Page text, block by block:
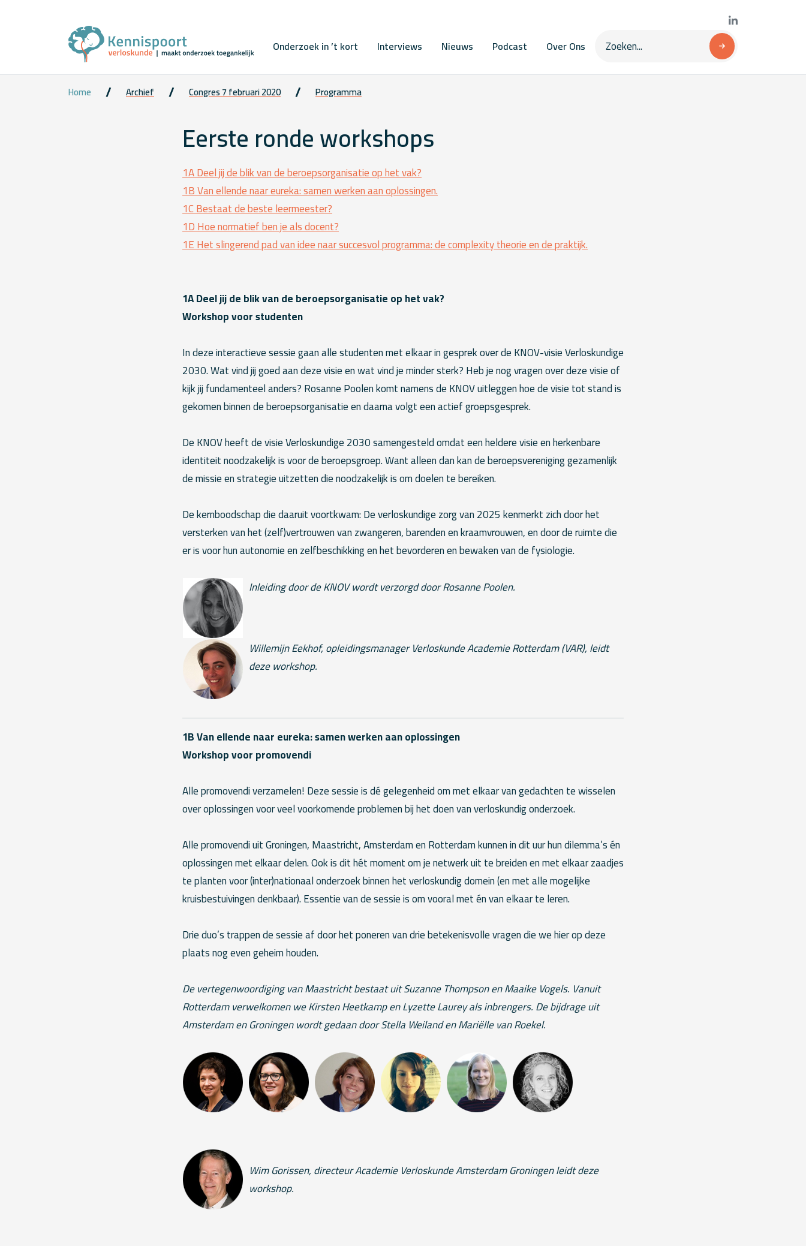
Onderzoek in ’t kort Interviews Nieuws Podcast Over Ons
Home Archief Congres 7 februari 2020 Programma
Eerste ronde workshops
1A Deel jij de blik van de beroepsorganisatie op het vak?
1B Van ellende naar eureka: samen werken aan oplossingen.
1C Bestaat de beste leermeester?
1D Hoe normatief ben je als docent?
1E Het slingerend pad van idee naar succesvol programma: de complexity theorie en de praktijk.
1A Deel jij de blik van de beroepsorganisatie op het vak?
Workshop voor studenten
In deze interactieve sessie gaan alle studenten met elkaar in gesprek over de KNOV-visie Verloskundige
2030. Wat vind jij goed aan deze visie en wat vind je minder sterk? Heb je nog vragen over deze visie of
kijk jij fundamenteel anders? Rosanne Poolen komt namens de KNOV uitleggen hoe de visie tot stand is
gekomen binnen de beroepsorganisatie en daarna volgt een actief groepsgesprek.
De KNOV heeft de visie Verloskundige 2030 samengesteld omdat een heldere visie en herkenbare
identiteit noodzakelijk is voor de beroepsgroep. Want alleen dan kan de beroepsvereniging gezamenlijk
de missie en strategie uitzetten die noodzakelijk is om doelen te bereiken.
De kernboodschap die daaruit voortkwam: De verloskundige zorg van 2025 kenmerkt zich door het
versterken van het (zelf)vertrouwen van zwangeren, barenden en kraamvrouwen, en door de ruimte die
er is voor hun autonomie en zelfbeschikking en het bevorderen en bewaken van de fysiologie.
Inleiding door de KNOV wordt verzorgd door Rosanne Poolen.
Willemijn Eekhof, opleidingsmanager Verloskunde Academie Rotterdam (VAR), leidt
deze workshop.
1B Van ellende naar eureka: samen werken aan oplossingen
Workshop voor promovendi
Alle promovendi verzamelen! Deze sessie is dé gelegenheid om met elkaar van gedachten te wisselen
over oplossingen voor veel voorkomende problemen bij het doen van verloskundig onderzoek.
Alle promovendi uit Groningen, Maastricht, Amsterdam en Rotterdam kunnen in dit uur hun dilemma’s én
oplossingen met elkaar delen. Ook is dit hét moment om je netwerk uit te breiden en met elkaar zaadjes
te planten voor (inter)nationaal onderzoek binnen het verloskundig domein (en met alle mogelijke
kruisbestuivingen denkbaar). Essentie van de sessie is om vooral met én van elkaar te leren.
Drie duo’s trappen de sessie af door het poneren van drie betekenisvolle vragen die we hier op deze
plaats nog even geheim houden.
De vertegenwoordiging van Maastricht bestaat uit Suzanne Thompson en Maaike Vogels. Vanuit
Rotterdam verwelkomen we Kirsten Heetkamp en Lyzette Laurey als inbrengers. De bijdrage uit
Amsterdam en Groningen wordt gedaan door Stella Weiland en Mariëlle van Roekel.
Wim Gorissen, directeur Academie Verloskunde Amsterdam Groningen leidt deze
workshop.